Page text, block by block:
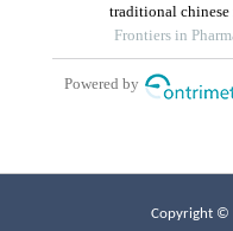
Copyright ©